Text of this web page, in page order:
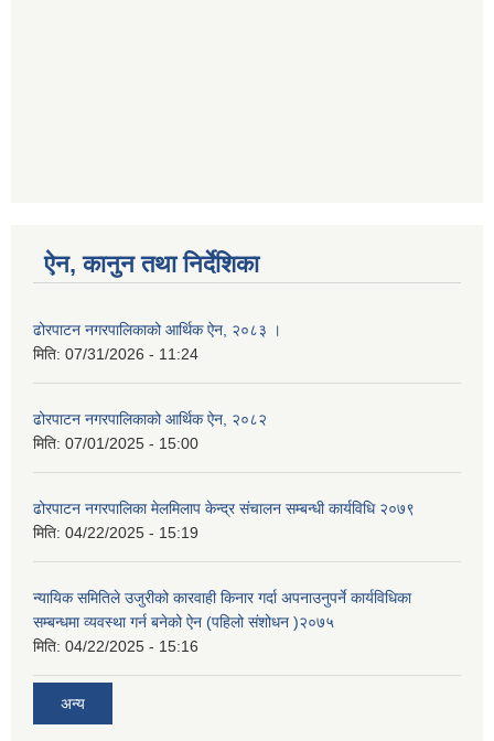
ऐन, कानुन तथा निर्देशिका
ढोरपाटन नगरपालिकाको आर्थिक ऐन, २०८३ ।
मिति: 07/31/2026 - 11:24
ढोरपाटन नगरपालिकाको आर्थिक ऐन, २०८२
मिति: 07/01/2025 - 15:00
ढोरपाटन नगरपालिका मेलमिलाप केन्द्र संचालन सम्बन्धी कार्यविधि २०७९
मिति: 04/22/2025 - 15:19
न्यायिक समितिले उजुरीको कारवाही किनार गर्दा अपनाउनुपर्ने कार्यविधिका
सम्बन्धमा व्यवस्था गर्न बनेको ऐन (पहिलो संशोधन )२०७५
मिति: 04/22/2025 - 15:16
अन्य